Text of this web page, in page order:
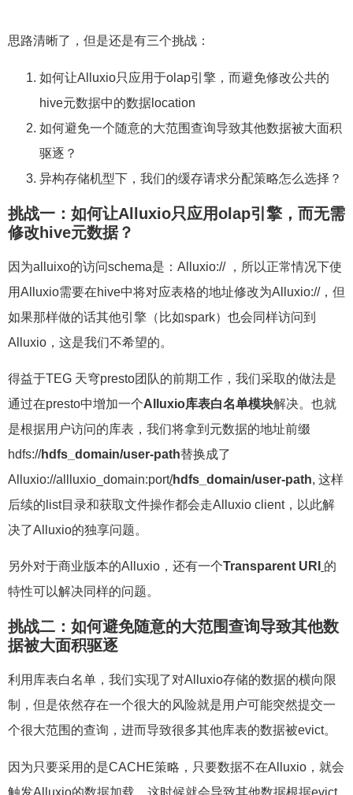
思路清晰了，但是还是有三个挑战：
如何让Alluxio只应用于olap引擎，而避免修改公共的
hive元数据中的数据location
如何避免一个随意的大范围查询导致其他数据被大面积
驱逐？
异构存储机型下，我们的缓存请求分配策略怎么选择？
挑战一：如何让Alluxio 只应用olap引擎，而无需
修改hive元数据？
因为alluixo的访问schema是：Alluxio:// ，所以正常情况下使
用Alluxio需要在hive中将对应表格的地址修改为Alluxio://，但
如果那样做的话其他引擎（比如spark）也会同样访问到
Alluxio，这是我们不希望的。
得益于TEG 天穹presto团队的前期工作，我们采取的做法是
通过在presto中增加一个 Alluxio 库表白名单模块 解决。也就
是根据用户访问的库表，我们将拿到元数据的地址前缀
hdfs://hdfs_domain/user-path 替换成了
Alluxio://allluxio_domain:port/hdfs_domain/user-path
, 这样
后续的list目录和获取文件操作都会走Alluxio client，以此解
决了Alluxio的独享问题。
另外对于商业版本的Alluxio，还有一个 Transparent URI 的
特性可以解决同样的问题。
挑战二：如何避免随意的大范围查询导致其他数
据被大面积驱逐
利用库表白名单，我们实现了对Alluxio存储的数据的横向限
制，但是依然存在一个很大的风险就是用户可能突然提交一
个很大范围的查询，进而导致很多其他库表的数据被evict。
因为只要采用的是CACHE策略，只要数据不在Alluxio，就会
触发Alluxio的数据加载，这时候就会导致其他数据根据evict